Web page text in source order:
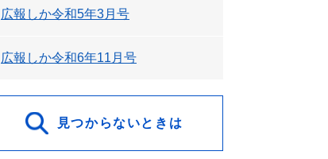
広報しか令和5年3月号
広報しか令和6年11月号
見つからないときは